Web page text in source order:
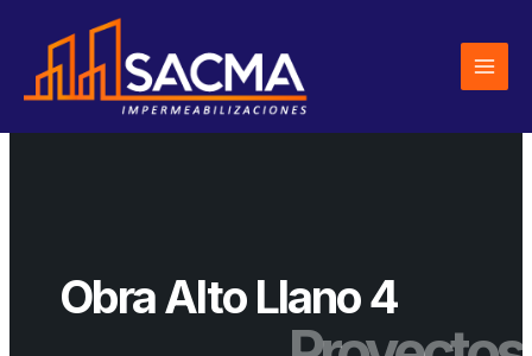
contenido
Obra Alto Llano 4